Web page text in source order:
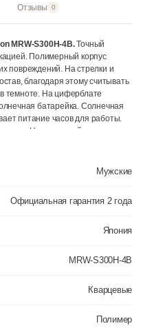
Отзывы 0
MRW-S300H-4B.Точный
Полимерный корпус
повреждений. На стрелки и
благодаря этому считывать
темноте. На циферблате
батарейка. Солнечная
питание часов для работы.
Натуральный
для изготовления ремешка
до 10 Бар. Цвет корпуса:
Мужские
Официальная гарантия 2 года
Япония
MRW-S300H-4B
Кварцевые
Полимер